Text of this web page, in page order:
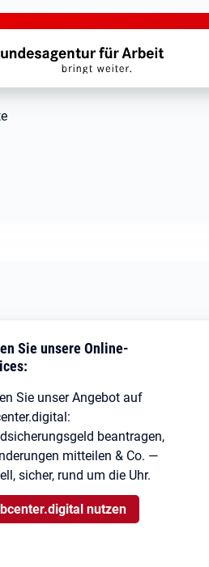
springen
Sie unsere Online-
Sie unser Angebot auf
beantragen,
mitteilen & Co. —
sicher, rund um die Uhr.
nutzen